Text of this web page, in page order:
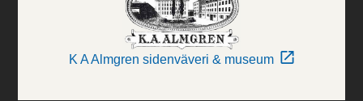
K A Almgren sidenväveri & museum